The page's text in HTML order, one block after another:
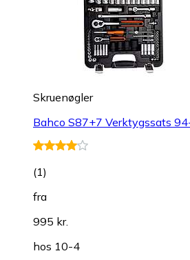
Skruenøgler
Bahco S87+7 Verktygssats
(1)
fra
995 kr.
hos 10-4